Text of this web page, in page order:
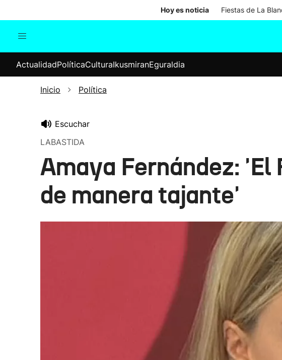
Hoy es noticia Fiestas de La
Internacional
Elecciones
ActualidadPolíticaCulturaIkusmiranEguraldia
Inicio Política
Escuchar
LABASTIDA
Amaya Fernández: 'El
de manera tajante'